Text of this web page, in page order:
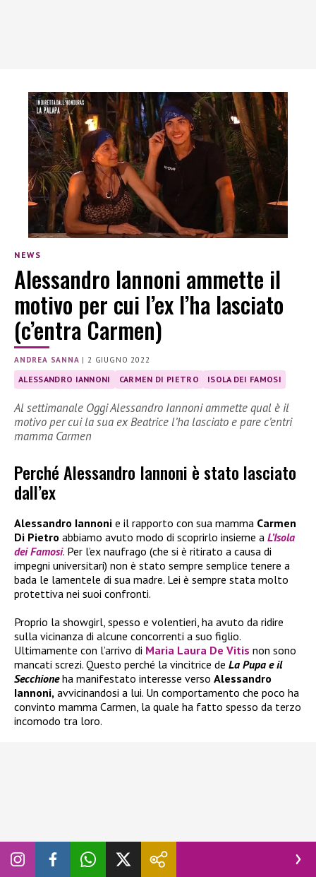
NEWS
Alessandro Iannoni ammette il
motivo per cui l’ex l’ha lasciato
(c’entra Carmen)
ANDREA SANNA |2 GIUGNO 2022
ALESSANDRO IANNONI CARMEN DI PIETRO ISOLA DEI FAMOSI
Al settimanale Oggi Alessandro Iannoni ammette qual è il
motivo per cui la sua ex Beatrice l’ha lasciato e pare c’entri
mamma Carmen
Perché Alessandro Iannoni è stato lasciato
dall’ex
Alessandro Iannoni e il rapporto con sua mamma Carmen
Di Pietro abbiamo avuto modo di scoprirlo insieme a L’Isola
dei Famosi. Per l’ex naufrago (che si è ritirato a causa di
impegni universitari) non è stato sempre semplice tenere a
bada le lamentele di sua madre. Lei è sempre stata molto
protettiva nei suoi confronti.
Proprio la showgirl, spesso e volentieri, ha avuto da ridire
sulla vicinanza di alcune concorrenti a suo figlio.
Ultimamente con l’arrivo di Maria Laura De Vitis non sono
mancati screzi. Questo perché la vincitrice de La Pupa e il
Secchioneha manifestato interesse verso Alessandro
Iannoni, avvicinandosi a lui. Un comportamento che poco ha
convinto mamma Carmen, la quale ha fatto spesso da terzo
incomodo tra loro.